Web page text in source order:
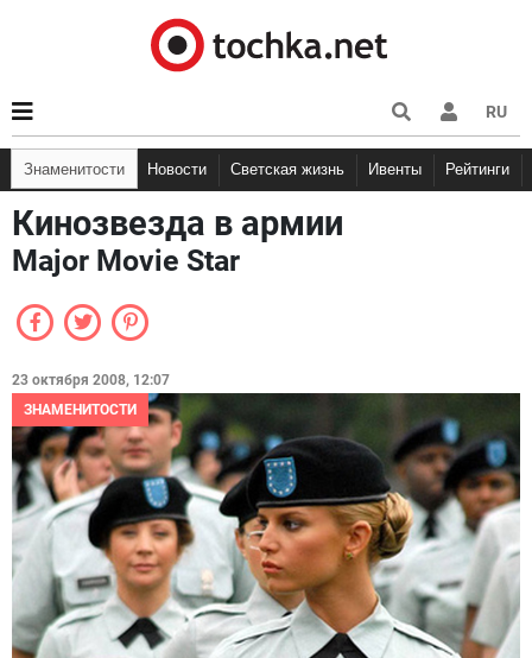
RU
Знаменитости Новости Светская жизнь Ивенты Рейтинги
Кинозвезда в армии
Major Movie Star
23 октября 2008, 12:07
ЗНАМЕНИТОСТИ